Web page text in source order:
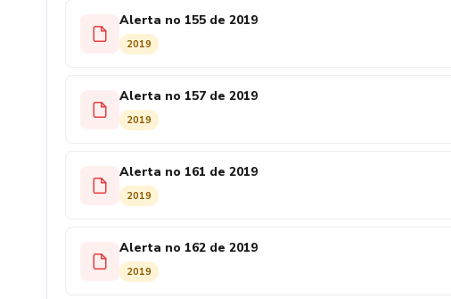
Alerta no 155 de 2019
2019
Alerta no 157 de 2019
2019
Alerta no 161 de 2019
2019
Alerta no 162 de 2019
2019